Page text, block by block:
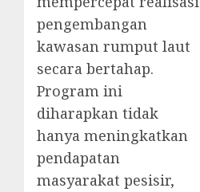
pengembangan
kawasan rumput laut
secara bertahap.
Program ini
diharapkan tidak
hanya meningkatkan
pendapatan
masyarakat pesisir,